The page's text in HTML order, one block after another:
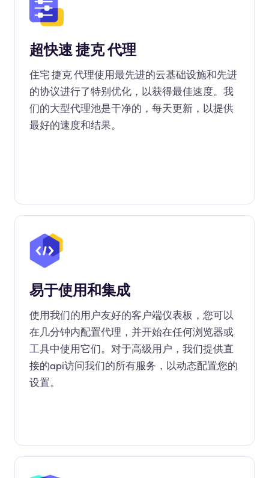
超快速 捷克 代理
住宅 捷克 代理使用最先进的云基础设施和先进
的协议进行了特别优化，以获得最佳速度。我
们的大型代理池是干净的，每天更新，以提供
最好的速度和结果。
易于使用和集成
使用我们的用户友好的客户端仪表板，您可以
在几分钟内配置代理，并开始在任何浏览器或
工具中使用它们。对于高级用户，我们提供直
接的api访问我们的所有服务，以动态配置您的
设置。